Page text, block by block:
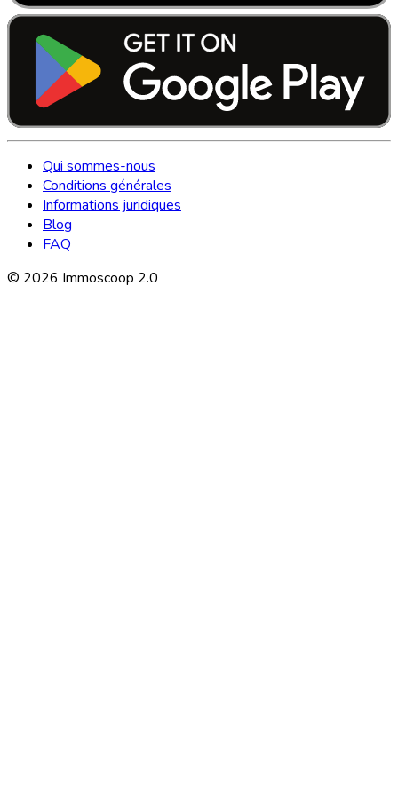
Qui sommes-nous
Conditions générales
Informations juridiques
Blog
FAQ
© 2026 Immoscoop 2.0